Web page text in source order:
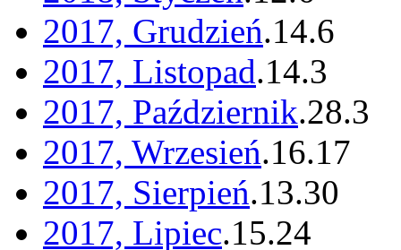
2017, Grudzień.14.6
2017, Listopad.14.3
2017, Październik.28.3
2017, Wrzesień.16.17
2017, Sierpień.13.30
2017, Lipiec.15.24